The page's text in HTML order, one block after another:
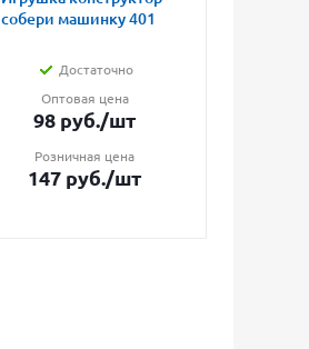
собери машинку 401
Достаточно
Оптовая цена
98 руб./шт
Розничная цена
147 руб./шт